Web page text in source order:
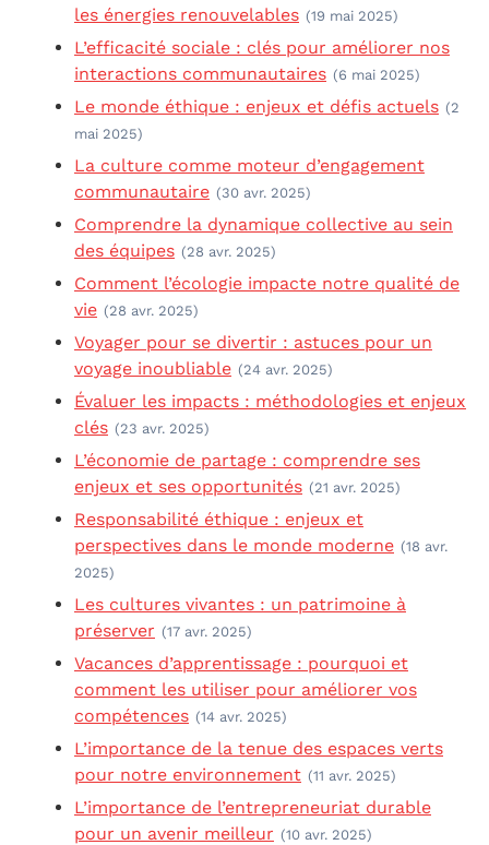
les énergies renouvelables (19 mai 2025)
L’efficacité sociale : clés pour améliorer nos
interactions communautaires (6 mai 2025)
Le monde éthique : enjeux et défis actuels (2
mai 2025)
La culture comme moteur d’engagement
communautaire (30 avr. 2025)
Comprendre la dynamique collective au sein
des équipes (28 avr. 2025)
Comment l’écologie impacte notre qualité de
vie (28 avr. 2025)
Voyager pour se divertir : astuces pour un
voyage inoubliable (24 avr. 2025)
Évaluer les impacts : méthodologies et enjeux
clés (23 avr. 2025)
L’économie de partage : comprendre ses
enjeux et ses opportunités (21 avr. 2025)
Responsabilité éthique : enjeux et
perspectives dans le monde moderne (18 avr.
2025)
Les cultures vivantes : un patrimoine à
préserver (17 avr. 2025)
Vacances d’apprentissage : pourquoi et
comment les utiliser pour améliorer vos
compétences (14 avr. 2025)
L’importance de la tenue des espaces verts
pour notre environnement (11 avr. 2025)
L’importance de l’entrepreneuriat durable
pour un avenir meilleur (10 avr. 2025)